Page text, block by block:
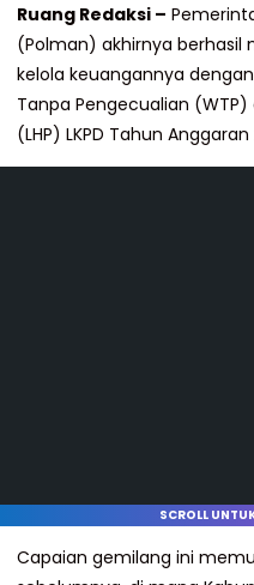
Ruang Redaksi –
(Polman) akhirnya
kelola keuangannya
Tanpa Pengecualian (WTP)
(LHP) LKPD Tahun Anggaran
SCROLL
Capaian gemilang ini